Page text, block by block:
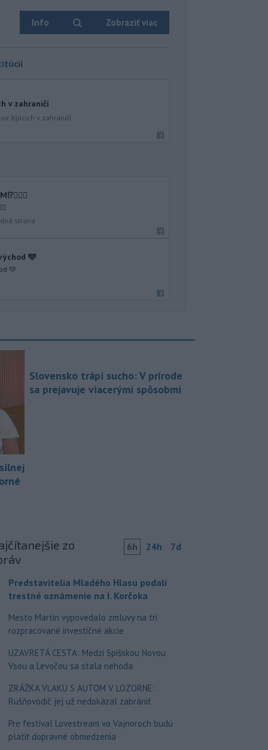
Info Zobraziť viac
v zahraničí
žijúcich v zahraničí
strana
🩵
🩵
Slovensko trápi sucho: V prírode
sa prejavuje viacerými spôsobmi
zo
6h 24h 7d
Predstavitelia Mladého Hlasu podali
trestné oznámenie na I. Korčoka
Mesto Martin vypovedalo zmluvy na tri
rozpracované investičné akcie
UZAVRETÁ CESTA: Medzi Spišskou Novou
Vsou a Levočou sa stala nehoda
ZRÁŽKA VLAKU S AUTOM V LOZORNE:
Rušňovodič jej už nedokázal zabrániť
Pre festival Lovestream vo Vajnoroch budú
platiť dopravné obmedzenia